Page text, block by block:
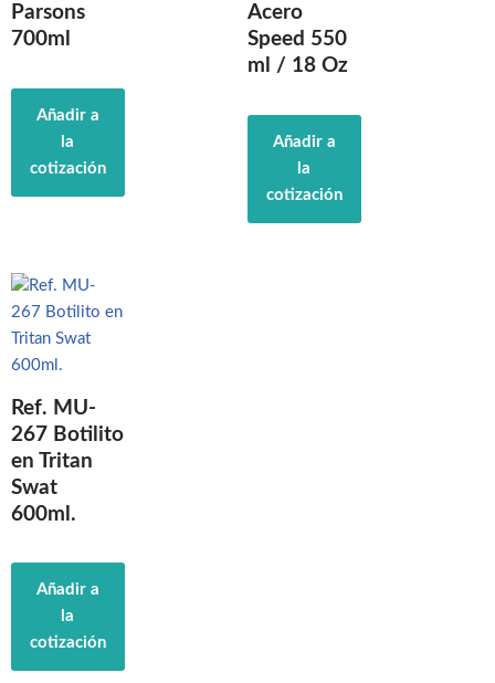
Parsons
700ml
Añadir a
la
cotización
Acero
Speed 550
ml / 18 Oz
Añadir a
la
cotización
Ref. MU-
267 Botilito
en Tritan
Swat
600ml.
Añadir a
la
cotización